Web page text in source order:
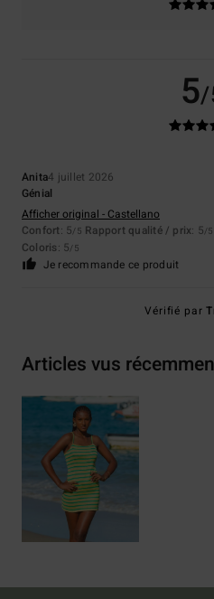
5
Anita4 juillet 2026
Génial
Afficher original - Castellano
Confort: 5/5 Rapport qualité / prix: 5/5
Coloris: 5/5
Je recommande ce produit
Vérifié par
Articles vus